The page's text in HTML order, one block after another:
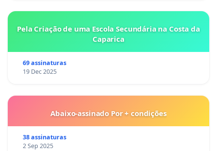
Pela Criação de uma Escola Secundária na Costa da
Caparica
69 assinaturas
19 Dec 2025
Abaixo-assinado Por + condições
38 assinaturas
2 Sep 2025